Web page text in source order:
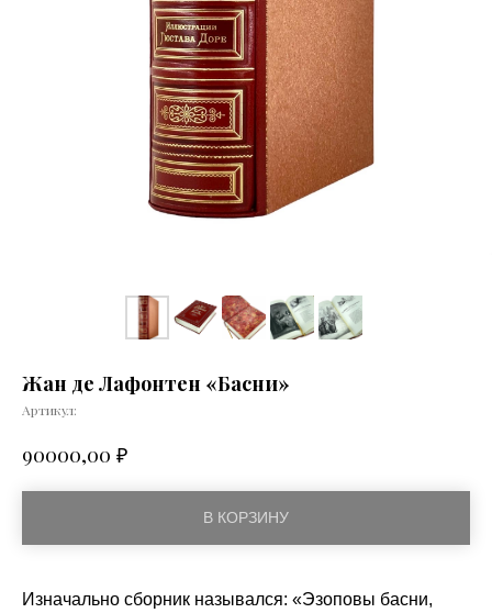
Жан де Лафонтен «Басни»
Артикул:
90000,00 ₽
В КОРЗИНУ
Изначально сборник назывался: «Эзоповы басни,